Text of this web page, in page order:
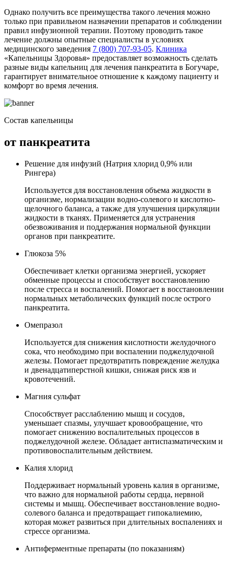
Однако получить все преимущества такого лечения можно
только при правильном назначении препаратов и соблюдении
правил инфузионной терапии. Поэтому проводить такое
лечение должны опытные специалисты в условиях
медицинского заведения 7 (800) 707-93-05. Клиника
«Капельницы Здоровья» предоставляет возможность сделать
разные виды капельниц для лечения панкреатита в Богучаре,
гарантирует внимательное отношение к каждому пациенту и
комфорт во время лечения.
Состав капельницы
от панкреатита
Решение для инфузий (Натрия хлорид 0,9% или
Рингера)
Используется для восстановления объема жидкости в
организме, нормализации водно-солевого и кислотно-
щелочного баланса, а также для улучшения циркуляции
жидкости в тканях. Применяется для устранения
обезвоживания и поддержания нормальной функции
органов при панкреатите.
Глюкоза 5%
Обеспечивает клетки организма энергией, ускоряет
обменные процессы и способствует восстановлению
после стресса и воспалений. Помогает в восстановлении
нормальных метаболических функций после острого
панкреатита.
Омепразол
Используется для снижения кислотности желудочного
сока, что необходимо при воспалении поджелудочной
железы. Помогает предотвратить повреждение желудка
и двенадцатиперстной кишки, снижая риск язв и
кровотечений.
Магния сульфат
Способствует расслаблению мышц и сосудов,
уменьшает спазмы, улучшает кровообращение, что
помогает снижению воспалительных процессов в
поджелудочной железе. Обладает антиспазматическим и
противовоспалительным действием.
Калия хлорид
Поддерживает нормальный уровень калия в организме,
что важно для нормальной работы сердца, нервной
системы и мышц. Обеспечивает восстановление водно-
солевого баланса и предотвращает гипокалиемию,
которая может развиться при длительных воспалениях и
стрессе организма.
Антиферментные препараты (по показаниям)